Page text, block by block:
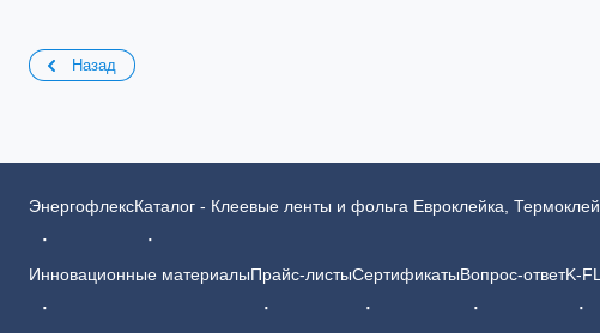
Назад
ЭнергофлексКаталог - Клеевые ленты и фольга Евроклейка,
Инновационные материалыПрайс-листыСертификатыВопрос-ответK-